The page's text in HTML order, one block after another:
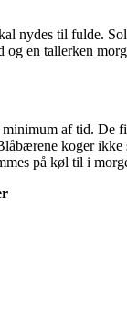
nydes til fulde.
en tallerken
af tid. De
koger ikke
på køl til i